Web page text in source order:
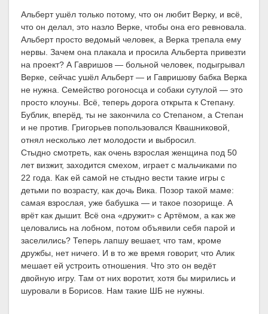
Альберт ушёл только потому, что он любит Верку, и всё,
что он делал, это назло Верке, чтобы она его ревновала.
Альберт просто ведомый человек, а Верка трепала ему
нервы. Зачем она плакала и просила Альберта привезти
на проект? А Гавришов — больной человек, подыгрывал
Верке, сейчас ушёл Альберт — и Гавришову бабка Верка
не нужна. Семейство рогоносца и собаки сутулой — это
просто клоуны. Всё, теперь дорога открыта к Степану.
Бублик, вперёд, ты не закончила со Степаном, а Степан
и не против. Григорьев попользовался Квашниковой,
отнял несколько лет молодости и выбросил.
Стыдно смотреть, как очень взрослая женщина под 50
лет визжит, заходится смехом, играет с мальчиками по
22 года. Как ей самой не стыдно вести такие игры с
детьми по возрасту, как дочь Вика. Позор такой маме:
самая взрослая, уже бабушка — и такое позорище. А
врёт как дышит. Всё она «дружит» с Артёмом, а как же
целовались на лобном, потом объявили себя парой и
заселились? Теперь лапшу вешает, что там, кроме
дружбы, нет ничего. И в то же время говорит, что Алик
мешает ей устроить отношения. Что это он ведёт
двойную игру. Там от них воротит, хотя бы мирились и
шуровали в Борисов. Нам такие ШБ не нужны.